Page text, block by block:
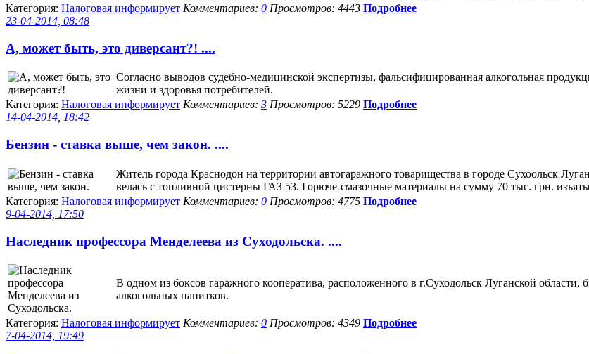
Категория: Налоговая информирует Комментариев: 0 Просмотров: 4443 Подробнее
23-04-2014, 08:48
А, может быть, это диверсант?! ....
Согласно выводов судебно-медицинской экспертизы, фальсифицированная алкогольная
жизни и здоровья потребителей.
Категория: Налоговая информирует Комментариев: 3 Просмотров: 5229 Подробнее
14-04-2014, 18:42
Бензин - ставка выше, чем закон. ....
Житель города Краснодон на территории автогаражного товарищества в городе Сухоольск
велась с топливной цистерны ГАЗ 53. Горюче-смазочные материалы на сумму 70 тыс. грн.
Категория: Налоговая информирует Комментариев: 0 Просмотров: 4775 Подробнее
9-04-2014, 17:50
Наследник профессора Менделеева из Суходольска. ....
В одном из боксов гаражного кооператива, расположенного в г.Суходольск Луганской
алкогольных напитков.
Категория: Налоговая информирует Комментариев: 0 Просмотров: 4349 Подробнее
7-04-2014, 19:49